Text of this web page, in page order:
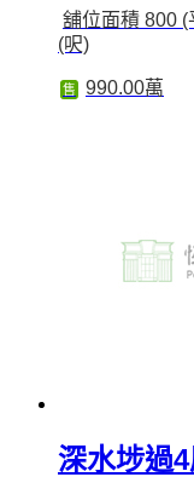
舖位面積 800 (
(呎)
售 990.00萬
深水埗過